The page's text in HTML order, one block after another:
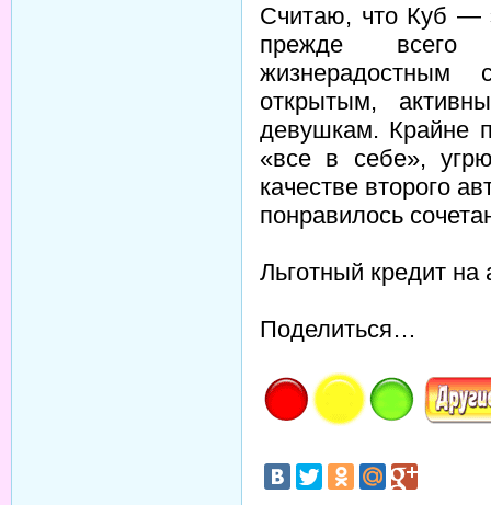
Считаю, что Куб —
прежде всего
открытым,
девушкам. Крайне
«все в себе»,
качестве второго
понравилось
Льготный кредит
Поделиться…